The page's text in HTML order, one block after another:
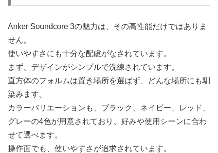
Anker Soundcore 3の魅力は、その高性能だけではありま
せん。
使いやすさにも十分な配慮がなされています。
まず、デザインがシンプルで洗練されています。
直方体のフォルムは置き場所を選ばず、どんな場所にも馴
染みます。
カラーバリエーションも、ブラック、ネイビー、レッド、
グレーの4色が用意されており、好みや使用シーンに合わ
せて選べます。
操作面でも、使いやすさが追求されています。